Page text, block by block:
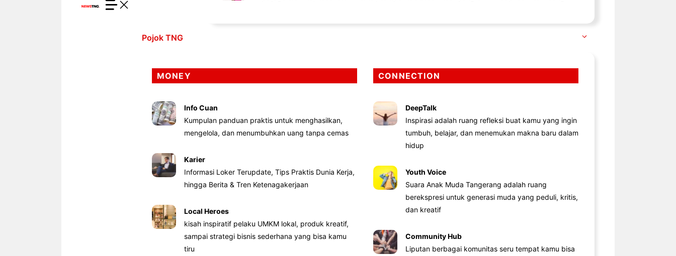
Pojok TNG
MONEY
Info Cuan
Kumpulan panduan praktis untuk menghasilkan,
mengelola, dan menumbuhkan uang tanpa cemas
Karier
Informasi Loker Terupdate, Tips Praktis Dunia Kerja,
hingga Berita & Tren Ketenagakerjaan
Local Heroes
kisah inspiratif pelaku UMKM lokal, produk kreatif,
sampai strategi bisnis sederhana yang bisa kamu
tiru
CONNECTION
DeepTalk
Inspirasi adalah ruang refleksi buat kamu yang ingin
tumbuh, belajar, dan menemukan makna baru dalam
hidup
Youth Voice
Suara Anak Muda Tangerang adalah ruang
berekspresi untuk generasi muda yang peduli, kritis,
dan kreatif
Community Hub
Liputan berbagai komunitas seru tempat kamu bisa